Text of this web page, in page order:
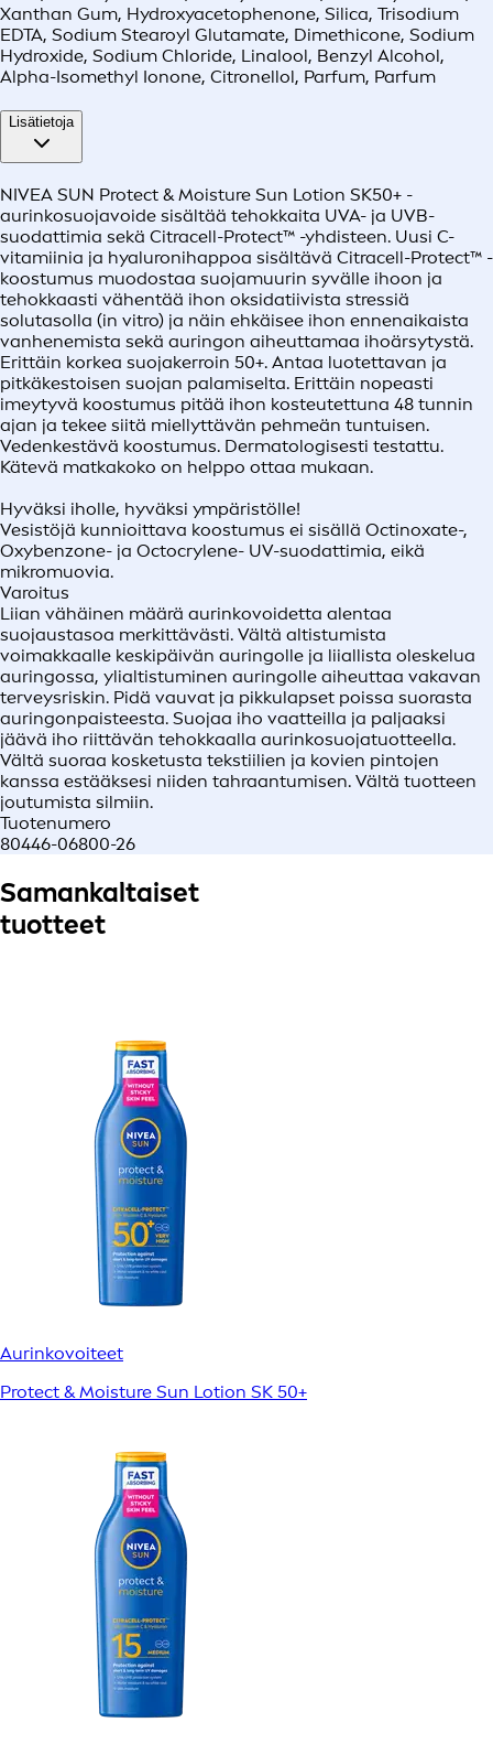
Xanthan Gum, Hydroxyacetophenone, Silica, Trisodium
EDTA, Sodium Stearoyl Glutamate, Dimethicone, Sodium
Hydroxide, Sodium Chloride, Linalool, Benzyl Alcohol,
Alpha-Isomethyl Ionone, Citronellol, Parfum, Parfum
Lisätietoja
NIVEA SUN Protect & Moisture Sun Lotion SK50+ -
aurinkosuojavoide sisältää tehokkaita UVA- ja UVB-
suodattimia sekä Citracell-Protect™ -yhdisteen. Uusi C-
vitamiinia ja hyaluronihappoa sisältävä Citracell-Protect™ -
koostumus muodostaa suojamuurin syvälle ihoon ja
tehokkaasti vähentää ihon oksidatiivista stressiä
solutasolla (in vitro) ja näin ehkäisee ihon ennenaikaista
vanhenemista sekä auringon aiheuttamaa ihoärsytystä.
Erittäin korkea suojakerroin 50+. Antaa luotettavan ja
pitkäkestoisen suojan palamiselta. Erittäin nopeasti
imeytyvä koostumus pitää ihon kosteutettuna 48 tunnin
ajan ja tekee siitä miellyttävän pehmeän tuntuisen.
Vedenkestävä koostumus. Dermatologisesti testattu.
Kätevä matkakoko on helppo ottaa mukaan.
Hyväksi iholle, hyväksi ympäristölle!
Vesistöjä kunnioittava koostumus ei sisällä Octinoxate-,
Oxybenzone- ja Octocrylene- UV-suodattimia, eikä
mikromuovia.
Varoitus
Liian vähäinen määrä aurinkovoidetta alentaa
suojaustasoa merkittävästi. Vältä altistumista
voimakkaalle keskipäivän auringolle ja liiallista oleskelua
auringossa, ylialtistuminen auringolle aiheuttaa vakavan
terveysriskin. Pidä vauvat ja pikkulapset poissa suorasta
auringonpaisteesta. Suojaa iho vaatteilla ja paljaaksi
jäävä iho riittävän tehokkaalla aurinkosuojatuotteella.
Vältä suoraa kosketusta tekstiilien ja kovien pintojen
kanssa estääksesi niiden tahraantumisen. Vältä tuotteen
joutumista silmiin.
Tuotenumero
80446-06800-26
Samankaltaiset
tuotteet
Aurinkovoiteet
Protect & Moisture Sun Lotion SK 50+